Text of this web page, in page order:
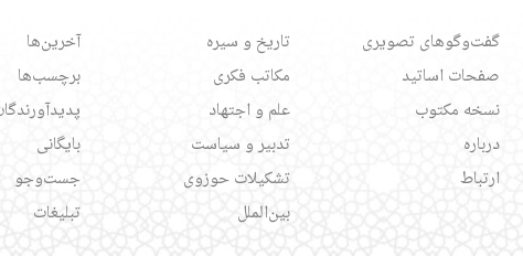
گفت‌وگوهای تصویری
صفحات اساتید
نسخه مکتوب
درباره
ارتباط
تاریخ و سیره
مکاتب فکری
علم و اجتهاد
تدبیر و سیاست
تشکیلات حوزوی
بین‌الملل
آخرین‌ها
برچسب‌ها
بایگانی
جست‌وجو
تبلیغات